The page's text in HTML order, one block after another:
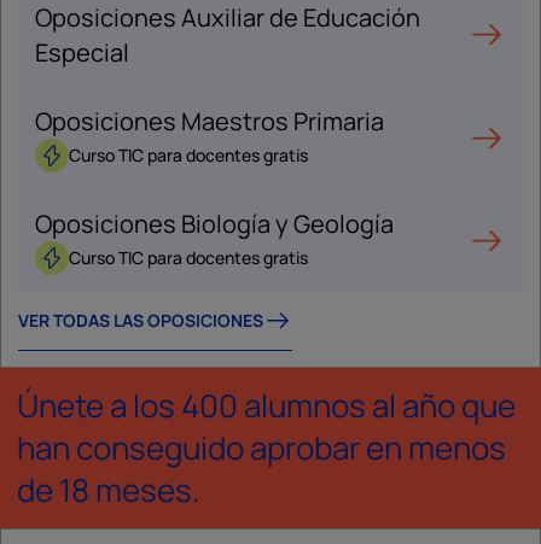
Oposiciones Auxiliar de Educación
Especial
Oposiciones Maestros Primaria
Curso TIC para docentes gratis
Oposiciones Biología y Geología
Curso TIC para docentes gratis
VER TODAS LAS OPOSICIONES
Únete a los 400 alumnos al año que
han conseguido aprobar en menos
de 18 meses.